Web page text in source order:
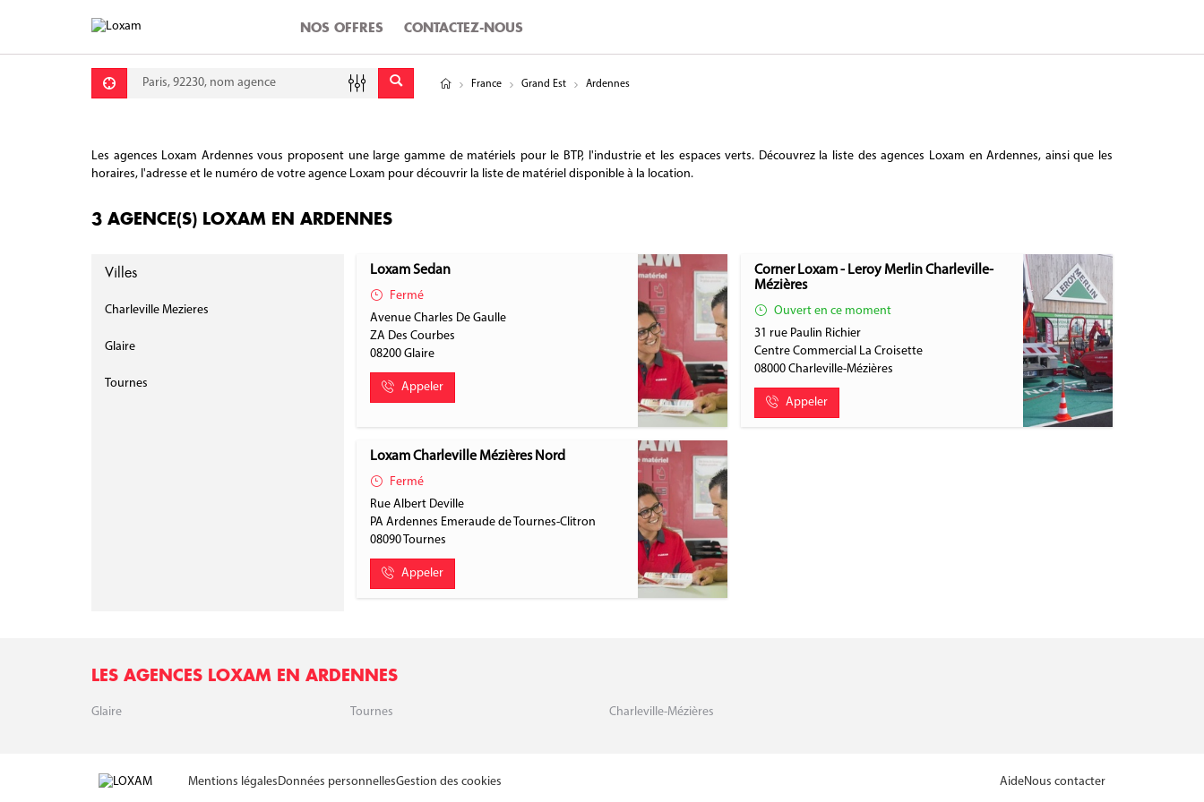
NOS OFFRES CONTACTEZ-NOUS
Requête Latitude
Longitude
France Grand Est Ardennes
Les agences Loxam Ardennes vous proposent une large gamme de matériels pour le BTP, l'industrie et les espaces verts. Découvrez la liste des agences Loxam en Ardennes, ainsi que les
horaires, l'adresse et le numéro de votre agence Loxam pour découvrir la liste de matériel disponible à la location.
3 AGENCE(S) LOXAM EN ARDENNES
Villes
Charleville Mezieres
Glaire
Tournes
Loxam Sedan
Fermé
Avenue Charles De Gaulle
ZA Des Courbes
08200 Glaire
Appeler
Corner Loxam - Leroy Merlin Charleville-
Mézières
Ouvert en ce moment
31 rue Paulin Richier
Centre Commercial La Croisette
08000Charleville-Mézières
Appeler
Loxam Charleville Mézières Nord
Fermé
Rue Albert Deville
PA Ardennes Emeraude de Tournes-Clitron
08090 Tournes
Appeler
LES AGENCES LOXAM EN ARDENNES
Glaire Tournes Charleville-Mézières
Mentions légalesDonnées personnellesGestion des cookies AideNous contacter